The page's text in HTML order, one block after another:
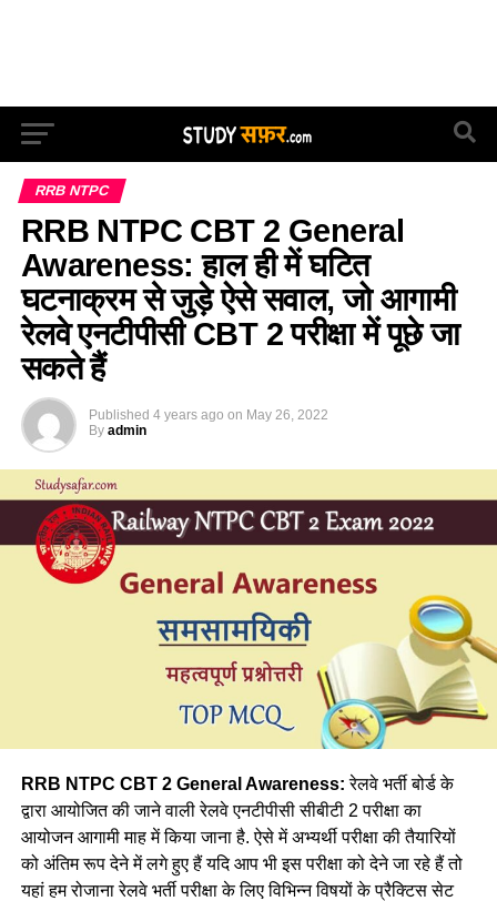
RRB NTPC
RRB NTPC CBT 2 General
Awareness: हाल ही में घटित
घटनाक्रम से जुड़े ऐसे सवाल, जो आगामी
रेलवे एनटीपीसी CBT 2 परीक्षा में पूछे जा
सकते हैं
Published 4 years ago on May 26, 2022
By admin
RRB NTPC CBT 2 General Awareness: रेलवे भर्ती बोर्ड के
द्वारा आयोजित की जाने वाली रेलवे एनटीपीसी सीबीटी 2 परीक्षा का
आयोजन आगामी माह में किया जाना है. ऐसे में अभ्यर्थी परीक्षा की तैयारियों
को अंतिम रूप देने में लगे हुए हैं यदि आप भी इस परीक्षा को देने जा रहे हैं तो
यहां हम रोजाना रेलवे भर्ती परीक्षा के लिए विभिन्न विषयों के प्रैक्टिस सेट